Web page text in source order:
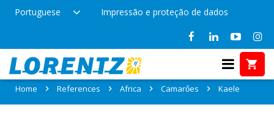
Portuguese Impressão e proteção de dados
References in Kaele, Camarőes
Home References Africa Camarőes Kaele